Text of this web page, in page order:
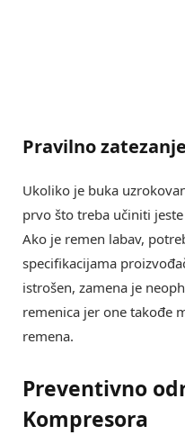
Pravilno
Ukoliko je buka
prvo što treba učiniti
Ako je remen labav,
specifikacijama
istrošen, zamena je
remenica jer one takođe
remena.
Preventivno
Kompresora